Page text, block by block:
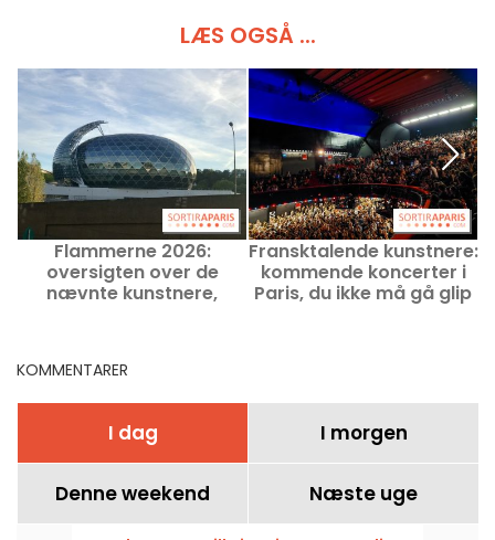
LÆS OGSÅ ...
Flammerne 2026:
oversigten over de
nævnte kunstnere,
Fransktalende kunstnere:
kommende koncerter i
Paris, du ikke må gå glip
KOMMENTARER
I dag I morgen
Denne weekend Næste uge